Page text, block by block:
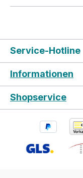
Service-Hotline
Informationen
Shopservice